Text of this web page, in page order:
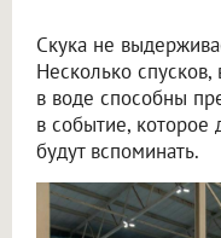
Скука не
Несколько
в воде способны
в событие,
будут вспоминать.